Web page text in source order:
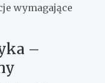
wymagające
–